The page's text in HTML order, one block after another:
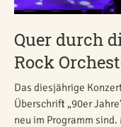
Quer durch
Rock
Das diesjährige
Überschrift „90er
neu im Programm